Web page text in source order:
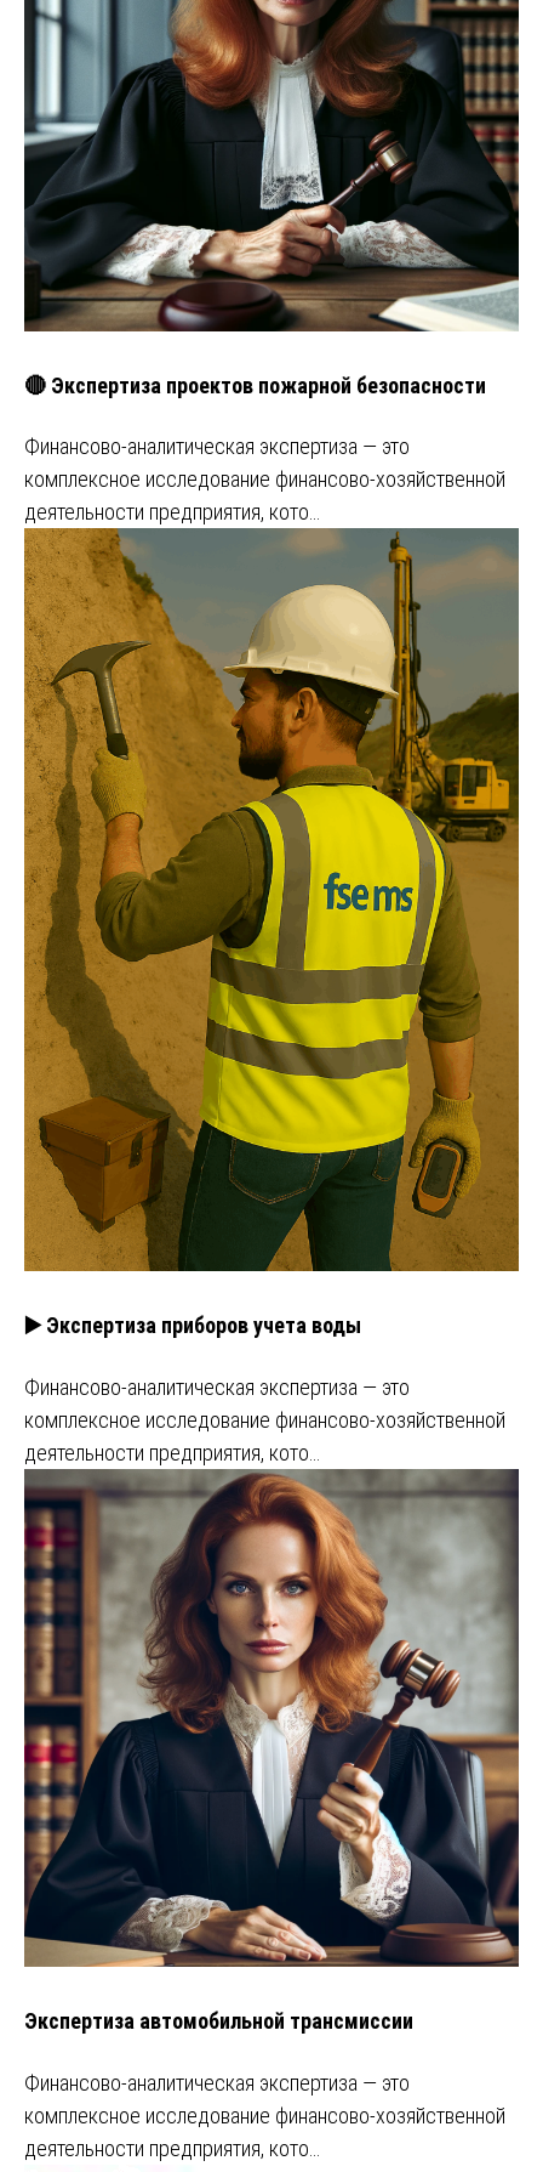
🔴 Экспертиза проектов пожарной безопасности
Финансово-аналитическая экспертиза — это
комплексное исследование финансово-хозяйственной
деятельности предприятия, кото…
▶️ Экспертиза приборов учета воды
Финансово-аналитическая экспертиза — это
комплексное исследование финансово-хозяйственной
деятельности предприятия, кото…
Экспертиза автомобильной трансмиссии
Финансово-аналитическая экспертиза — это
комплексное исследование финансово-хозяйственной
деятельности предприятия, кото…